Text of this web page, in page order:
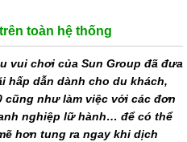
toàn hệ thống
vui chơi của Sun Group đã đưa
hấp dẫn dành cho du khách,
cũng như làm việc với các đơn
nghiệp lữ hành… để có thể
hơn tung ra ngay khi dịch